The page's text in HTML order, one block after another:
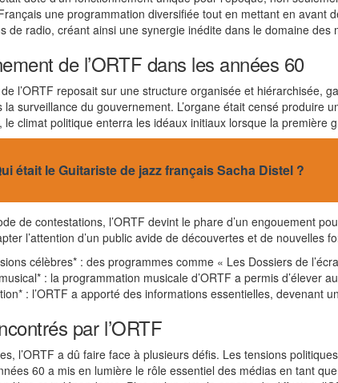
une programmation diversifiée tout en mettant en
de radio, créant ainsi une synergie inédite dans le domaine des
de l’ORTF dans les années 60
l’ORTF reposait sur une structure organisée et hiérarchisée,
surveillance du gouvernement. L’organe était censé
le climat politique enterra les idéaux initiaux lorsque la
était le Guitariste de jazz français Sacha Distel ?
de contestations, l’ORTF devint le phare d’un engouement
l’attention d’un public avide de découvertes et de nouvelles
célèbres* : des programmes comme « Les Dossiers de
: la programmation musicale d’ORTF a permis
: l’ORTF a apporté des informations essentielles, devenant
par l’ORTF
l’ORTF a dû faire face à plusieurs défis. Les tensions
60 a mis en lumière le rôle essentiel des médias en tant